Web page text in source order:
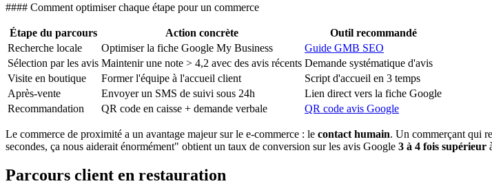
#### Comment optimiser chaque étape pour un commerce
Étape du parcours Action concrète
Outil recommandé
Recherche locale
Optimiser la fiche Google My Business
Guide GMB SEO
Sélection par les avis Maintenir une note > 4,2 avec des avis récents Demande systématique d'avis
Visite en boutique
Former l'équipe à l'accueil client
Script d'accueil en 3 temps
Après-vente
Envoyer un SMS de suivi sous 24h
Lien direct vers la fiche Google
Recommandation
QR code en caisse + demande verbale QR code avis Google
Le commerce de proximité a un avantage majeur sur le e-commerce : le contact humain. Un commerçant qui
secondes, ça nous aiderait énormément" obtient un taux de conversion sur les avis Google 3 à 4 fois supérieur
Parcours client en restauration